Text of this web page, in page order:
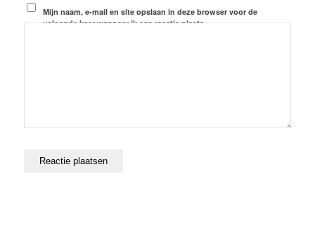
Mijn naam, e-mail en site opslaan in deze browser voor de
volgende keer wanneer ik een reactie plaats.